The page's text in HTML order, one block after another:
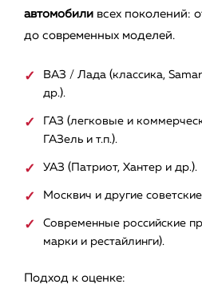
автомобили всех поколений:
до современных моделей.
ВАЗ / Лада (классика,
др.).
ГАЗ (легковые и
ГАЗель и т.п.).
УАЗ (Патриот, Хантер и др.).
Москвич и другие
Современные российские
марки и рестайлинги).
Подход к оценке: